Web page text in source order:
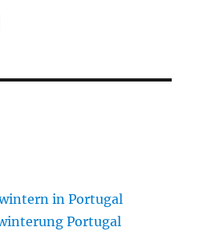
in Portugal
Portugal